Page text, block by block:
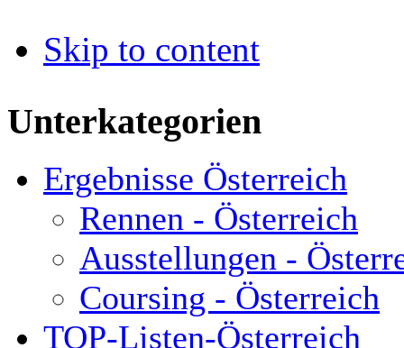
Skip to content
Unterkategorien
Ergebnisse Österreich
Rennen - Österreich
Ausstellungen -
Coursing - Österreich
TOP-Listen-Österreich